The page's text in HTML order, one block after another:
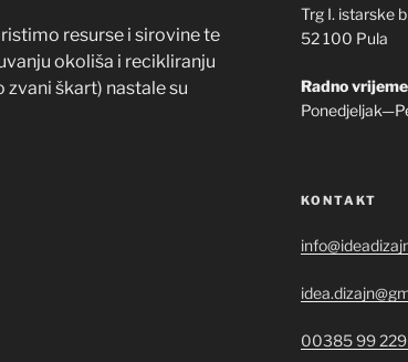
resurse i sirovine te
okoliša i recikliranju
škart) nastale su
Trg I. istarske
52 100 Pula
Radno vrijeme
KONTAKT
00385 99